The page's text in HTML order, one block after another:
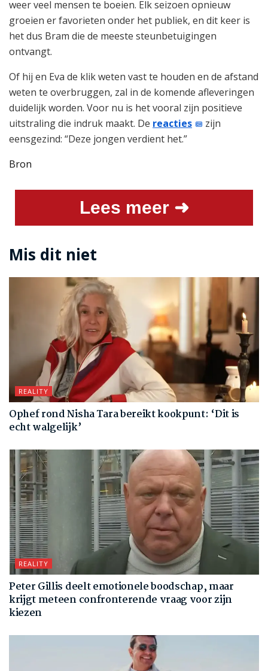
weer veel mensen te boeien. Elk seizoen opnieuw
groeien er favorieten onder het publiek, en dit keer is
het dus Bram die de meeste steunbetuigingen
ontvangt.
Of hij en Eva de klik weten vast te houden en de afstand
weten te overbruggen, zal in de komende afleveringen
duidelijk worden. Voor nu is het vooral zijn positieve
uitstraling die indruk maakt. De reacties
zijn
eensgezind: “Deze jongen verdient het.”
Bron
Lees meer ➜
Mis dit niet
REALITY
Ophef rond Nisha Tara bereikt kookpunt: ‘Dit is
echt walgelijk’
REALITY
Peter Gillis deelt emotionele boodschap, maar
krijgt meteen confronterende vraag voor zijn
kiezen